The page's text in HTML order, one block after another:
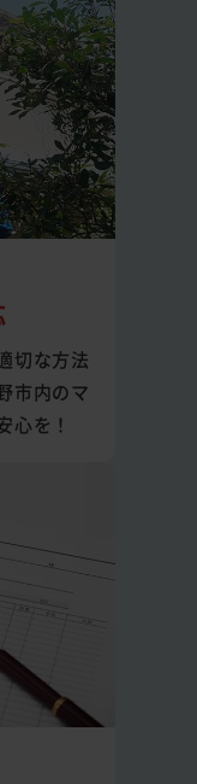
切な方法
市内のマ
心を！